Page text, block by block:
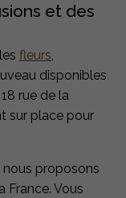
et des
fleurs,
disponibles
rue de la
sur place pour
nous proposons
France. Vous